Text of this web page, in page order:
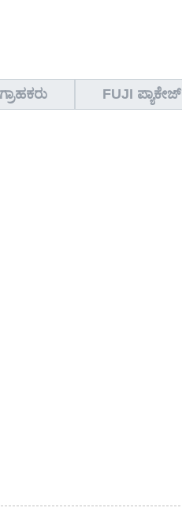
FUJI ಪ್ಯಾಕೇಜ್